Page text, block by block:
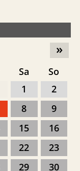
»
Sa
So
1
2
8
9
15
16
22
23
29
30